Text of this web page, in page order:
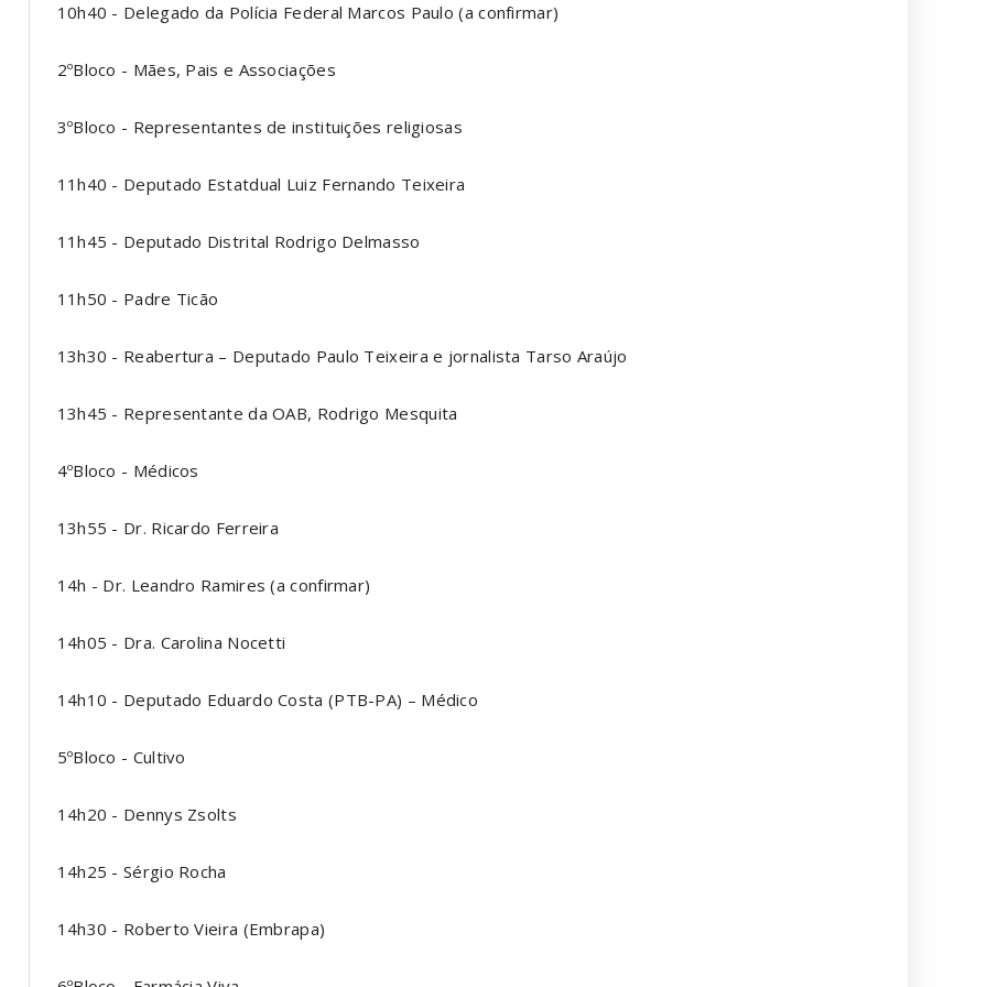
10h40 - Delegado da Polícia Federal Marcos Paulo (a confirmar)
2ºBloco - Mães, Pais e Associações
3ºBloco - Representantes de instituições religiosas
11h40 - Deputado Estatdual Luiz Fernando Teixeira
11h45 - Deputado Distrital Rodrigo Delmasso
11h50 - Padre Ticão
13h30 - Reabertura – Deputado Paulo Teixeira e jornalista Tarso Araújo
13h45 - Representante da OAB, Rodrigo Mesquita
4ºBloco - Médicos
13h55 - Dr. Ricardo Ferreira
14h - Dr. Leandro Ramires (a confirmar)
14h05 - Dra. Carolina Nocetti
14h10 - Deputado Eduardo Costa (PTB-PA) – Médico
5ºBloco - Cultivo
14h20 - Dennys Zsolts
14h25 - Sérgio Rocha
14h30 - Roberto Vieira (Embrapa)